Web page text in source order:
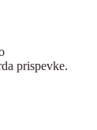
prispevke.